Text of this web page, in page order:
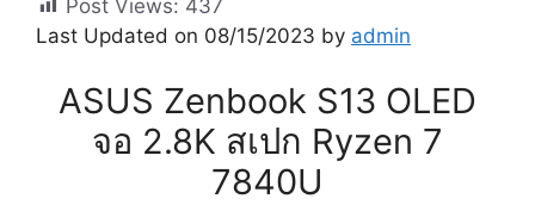
Post Views: 437
Last Updated on 08/15/2023 by admin
ASUS Zenbook S13 OLED
จอ 2.8K สเปก Ryzen 7
7840U